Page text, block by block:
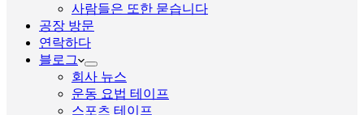
사람들은 또한 묻습니다
공장 방문
연락하다
블로그
회사 뉴스
운동 요법 테이프
스포츠 테이프